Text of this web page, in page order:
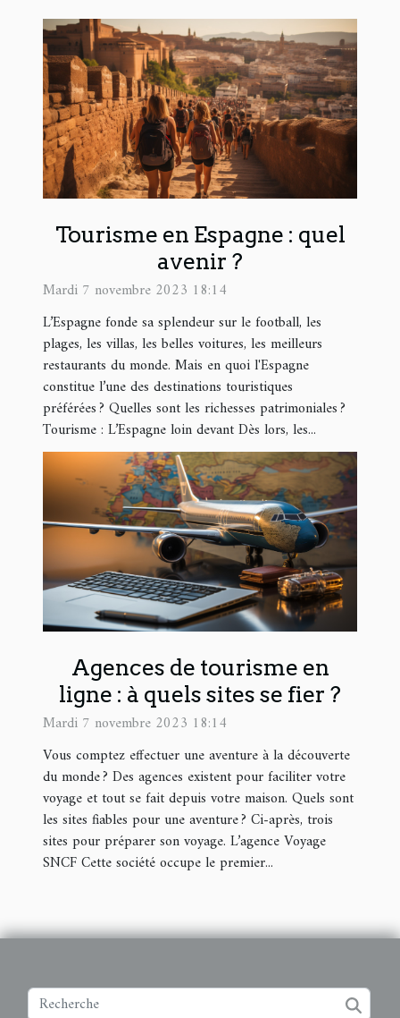
Tourisme en Espagne : quel
avenir ?
Mardi 7 novembre 2023 18:14
L’Espagne fonde sa splendeur sur le football, les
plages, les villas, les belles voitures, les meilleurs
restaurants du monde. Mais en quoi l'Espagne
constitue l’une des destinations touristiques
préférées ? Quelles sont les richesses patrimoniales ?
Tourisme : L’Espagne loin devant Dès lors, les...
Agences de tourisme en
ligne : à quels sites se fier ?
Mardi 7 novembre 2023 18:14
Vous comptez effectuer une aventure à la découverte
du monde ? Des agences existent pour faciliter votre
voyage et tout se fait depuis votre maison. Quels sont
les sites fiables pour une aventure ? Ci-après, trois
sites pour préparer son voyage. L’agence Voyage
SNCF Cette société occupe le premier...